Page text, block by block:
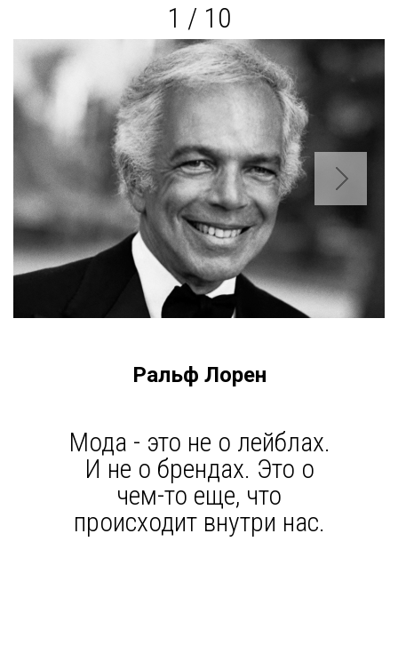
1 / 10
Ральф Лорен
Мода - это не о лейблах.
И не о брендах. Это о
чем-то еще, что
происходит внутри нас.